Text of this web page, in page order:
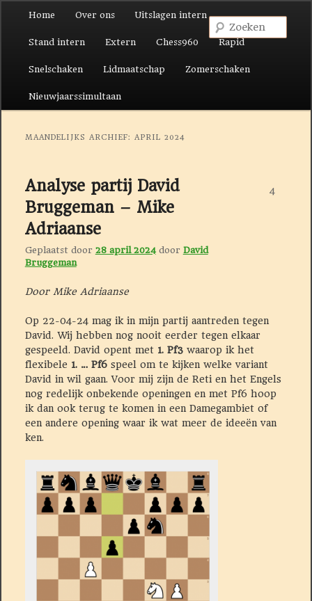
Spring naar de primaire inhoud
Spring naar de secundaire inhoud
Home Over ons Uitslagen intern
Stand intern Extern Chess960 Rapid
Snelschaken Lidmaatschap Zomerschaken
Nieuwjaarssimultaan
MAANDELIJKS ARCHIEF: APRIL 2024
Analyse partij David
Bruggeman – Mike
Adriaanse
Geplaatst door 28 april 2024 door David
Bruggeman
4
Door Mike Adriaanse
Op 22-04-24 mag ik in mijn partij aantreden tegen
David. Wij hebben nog nooit eerder tegen elkaar
gespeeld. David opent met 1. Pf3waarop ik het
flexibele 1. … Pf6speel om te kijken welke variant
David in wil gaan. Voor mij zijn de Reti en het Engels
nog redelijk onbekende openingen en met Pf6 hoop
ik dan ook terug te komen in een Damegambiet of
een andere opening waar ik wat meer de ideeën van
ken.